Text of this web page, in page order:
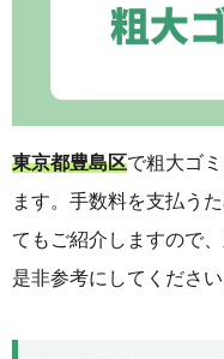
東京都豊島区で粗大ゴ
ます。手数料を支払う
てもご紹介しますので
是非参考にしてください